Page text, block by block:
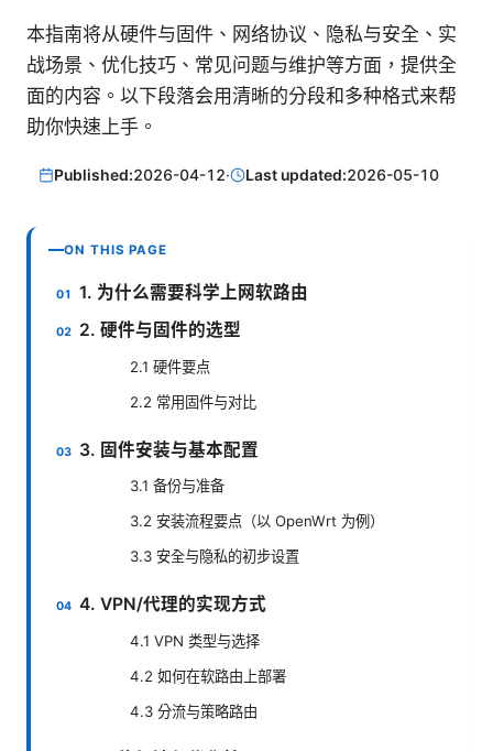
本指南将从硬件与固件、网络协议、隐私与安全、实
战场景、优化技巧、常见问题与维护等方面，提供全
面的内容。以下段落会用清晰的分段和多种格式来帮
助你快速上手。
Published:2026-04-12· Last updated:2026-05-10
ON THIS PAGE
1. 为什么需要科学上网软路由
2. 硬件与固件的选型
2.1 硬件要点
2.2 常用固件与对比
3. 固件安装与基本配置
3.1 备份与准备
3.2 安装流程要点（以 OpenWrt 为例）
3.3 安全与隐私的初步设置
4. VPN/代理的实现方式
4.1 VPN 类型与选择
4.2 如何在软路由上部署
4.3 分流与策略路由